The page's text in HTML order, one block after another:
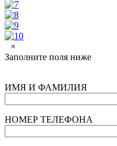
×
Заполните поля ниже
ИМЯ И ФАМИЛИЯ
НОМЕР ТЕЛЕФОНА